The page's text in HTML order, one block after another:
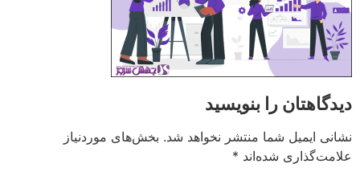
دیدگاهتان را بنویسید
نشانی ایمیل شما منتشر نخواهد شد. بخش‌های موردنیاز
علامت‌گذاری شده‌اند *